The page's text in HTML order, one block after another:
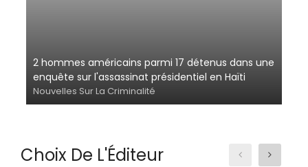
2 hommes américains parmi 17 détenus dans une
enquête sur l'assassinat présidentiel en Haïti
Nouvelles Sur La Criminalité
Choix De L'Éditeur